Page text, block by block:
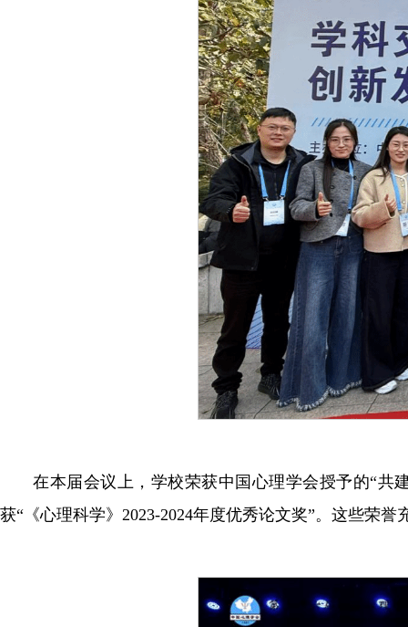
在本届会议上，学校荣获中国心理学会授予的“共
获“《心理科学》2023-2024年度优秀论文奖”。这些荣